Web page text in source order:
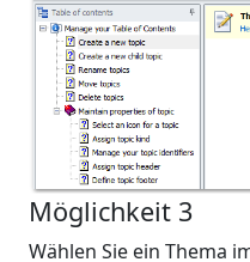
Möglichkeit 3
Wählen Sie ein Thema